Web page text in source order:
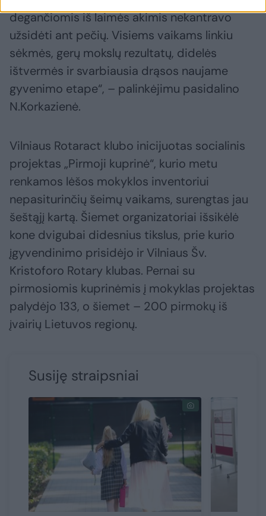
degančiomis iš laimės akimis nekantravo
užsidėti ant pečių. Visiems vaikams linkiu
sėkmės, gerų mokslų rezultatų, didelės
ištvermės ir svarbiausia drąsos naujame
gyvenimo etape“, – palinkėjimu pasidalino
N.Korkazienė.
Vilniaus Rotaract klubo inicijuotas socialinis
projektas „Pirmoji kuprinė“, kurio metu
renkamos lėšos mokyklos inventoriui
nepasiturinčių šeimų vaikams, surengtas jau
šeštąjį kartą. Šiemet organizatoriai išsikėlė
kone dvigubai didesnius tikslus, prie kurio
įgyvendinimo prisidėjo ir Vilniaus Šv.
Kristoforo Rotary klubas. Pernai su
pirmosiomis kuprinėmis į mokyklas projektas
palydėjo 133, o šiemet – 200 pirmokų iš
įvairių Lietuvos regionų.
Susiję straipsniai